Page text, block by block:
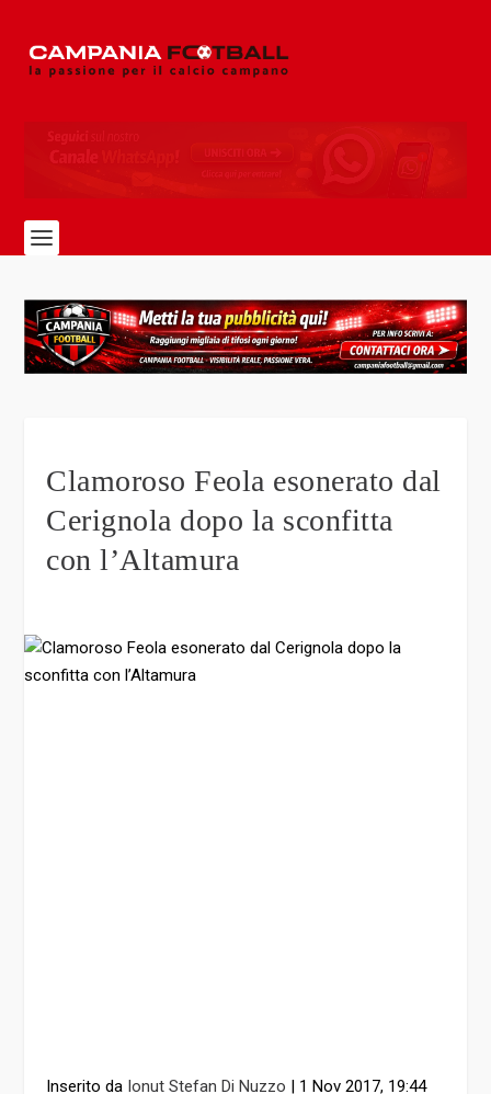
Clamoroso Feola esonerato dal
Cerignola dopo la sconfitta
con l’Altamura
Inserito da Ionut Stefan Di Nuzzo | 1 Nov 2017, 19:44